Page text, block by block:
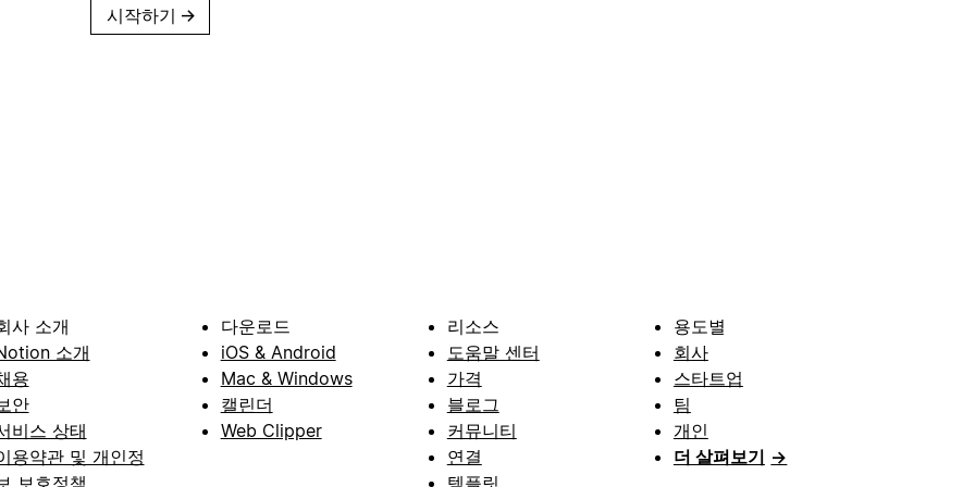
시작하기 →
사 소개
소개
용
안
비스 상태
용약관 및 개인정
다운로드
iOS & Android
Mac & Windows
캘린더
Web Clipper
리소스
도움말 센터
가격
블로그
커뮤니티
연결
용도별
회사
스타트업
팀
개인
더 살펴보기 →